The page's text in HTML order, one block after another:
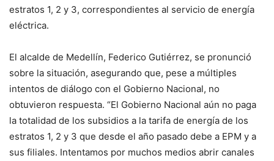
estratos 1, 2 y 3, correspondientes al servicio de energía
eléctrica.
El alcalde de Medellín, Federico Gutiérrez, se pronunció
sobre la situación, asegurando que, pese a múltiples
intentos de diálogo con el Gobierno Nacional, no
obtuvieron respuesta. “El Gobierno Nacional aún no paga
la totalidad de los subsidios a la tarifa de energía de los
estratos 1, 2 y 3 que desde el año pasado debe a EPM y a
sus filiales. Intentamos por muchos medios abrir canales